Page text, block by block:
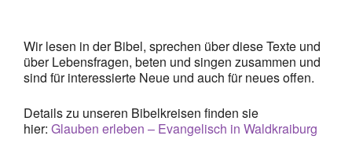
Wir lesen in der Bibel, sprechen über diese Texte und
über Lebensfragen, beten und singen zusammen und
sind für interessierte Neue und auch für neues offen.
Details zu unseren Bibelkreisen finden sie
hier: Glauben erleben – Evangelisch in Waldkraiburg